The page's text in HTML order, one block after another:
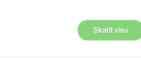
Skatīt visu